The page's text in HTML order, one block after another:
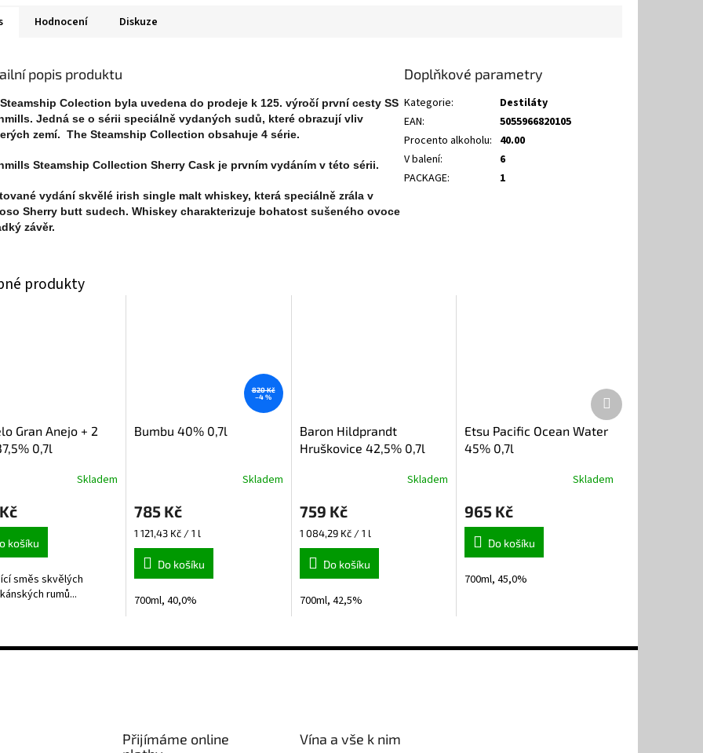
Hodnocení Diskuze
popis produktu
Colection byla uvedena do prodeje k 125. výročí první cesty SS
Jedná se o sérii speciálně vydaných sudů, které obrazují vliv
zemí. The Steamship Collection obsahuje 4 série.
Steamship Collection Sherry Cask je prvním vydáním v této sérii.
vydání skvělé irish single malt whiskey, která speciálně zrála v
Sherry butt sudech. Whiskey charakterizuje bohatost sušeného ovoce
závěr.
Doplňkové parametry
Kategorie:
Destiláty
EAN:
5055966820105
Procento alkoholu: 40.00
V balení:
6
PACKAGE: 1
Gran Anejo + 2
0,7l
Skladem
košíku
směs skvělých
rumů...
820 Kč
–4 %
Bumbu 40% 0,7l
produktu
je
5,0
Skladem
785 Kč
Měrná
cena:
1 121,43 Kč / 1 l
Do košíku
700ml, 40,0%
Baron Hildprandt
Hruškovice 42,5% 0,7l
Skladem
759 Kč
Měrná
cena:
1 084,29 Kč / 1 l
Do košíku
700ml, 42,5%
Etsu Pacific Ocean Water
45% 0,7l
Skladem
965 Kč
Do košíku
700ml, 45,0%
Další
produkt
Přijímáme online
Vína a vše k nim